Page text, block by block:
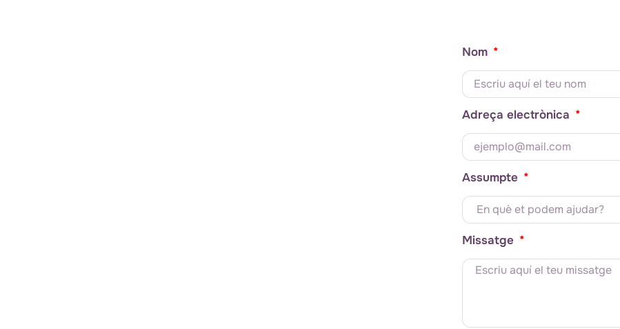
Nom
Adreça electrònica
Assumpte
Missatge